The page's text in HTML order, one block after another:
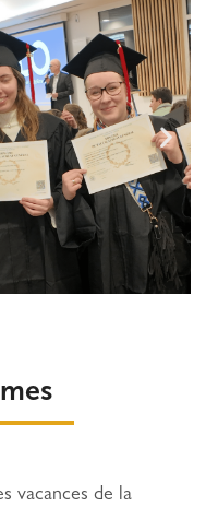
vacances de la